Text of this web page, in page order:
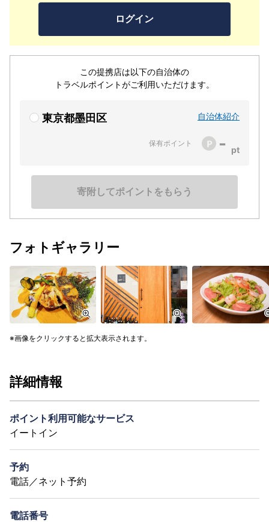
ログイン
この提携店は以下の自治体の
トラベルポイントがご利用いただけます。
東京都墨田区 自治体紹介
保有ポイント -
寄附してポイントをもらう
いるというスパークリングワインも必見。さまざまな料理
との組み合わせをお楽しみいただけます。店内は和と洋を
融合した雰囲気で、お席は1つ1つゆとりのある空間をとっ
ん、ご友人とのお食事やデートなどにもご利用ください。
敷居の高さや形式に気を使わずに、日本人らしくお箸でフ
フォトギャラリー
画像をクリックすると拡大表示されます。
詳細情報
ポイント利用可能なサービス
イートイン
予約
電話／ネット予約
電話番号